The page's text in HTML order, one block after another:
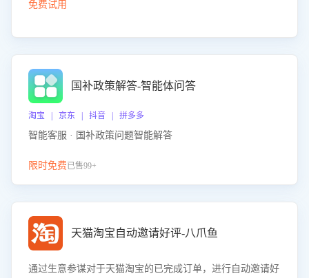
免费试用
国补政策解答-智能体问答
淘宝 | 京东 | 抖音 | 拼多多
智能客服 · 国补政策问题智能解答
限时免费已售99+
天猫淘宝自动邀请好评-八爪鱼
通过生意参谋对于天猫淘宝的已完成订单，进行自动邀请好